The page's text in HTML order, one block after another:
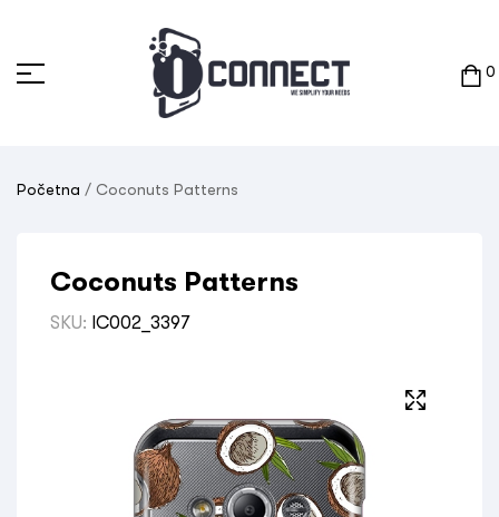
0
Početna / Coconuts Patterns
Coconuts Patterns
SKU: IC002_3397